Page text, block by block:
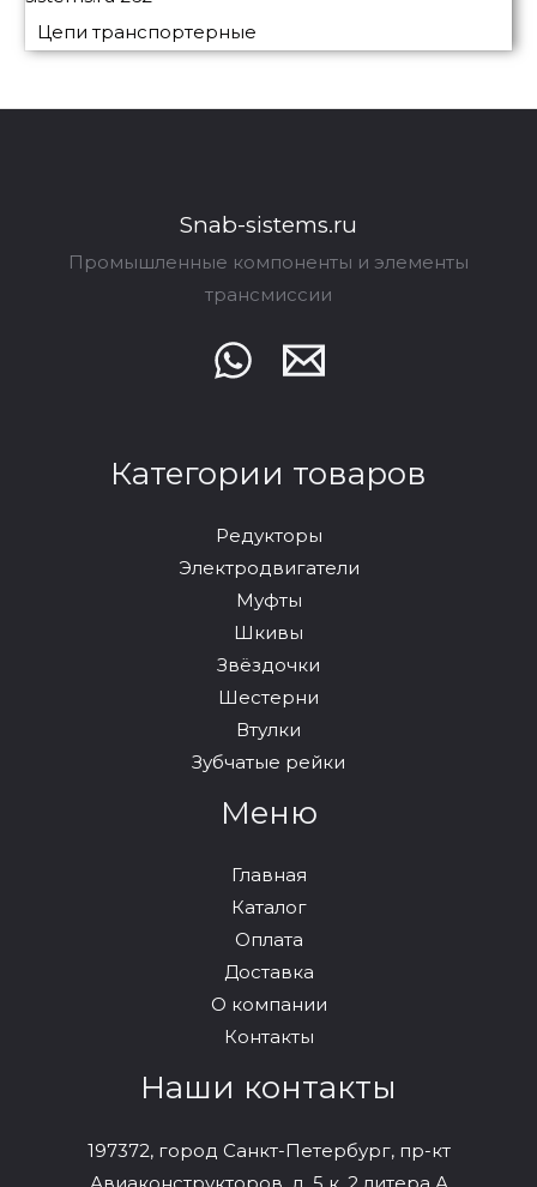
Цепи транспортерные
Snab-sistems.ru
Промышленные компоненты и элементы
трансмиссии
Категории товаров
Редукторы
Электродвигатели
Муфты
Шкивы
Звёздочки
Шестерни
Втулки
Зубчатые рейки
Меню
Главная
Каталог
Оплата
Доставка
О компании
Контакты
Наши контакты
197372, город Санкт-Петербург, пр-кт
Авиаконструкторов, д. 5 к. 2 литера А